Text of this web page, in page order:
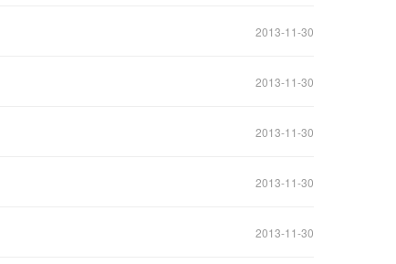
2013-11-30
2013-11-30
2013-11-30
2013-11-30
2013-11-30